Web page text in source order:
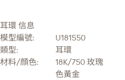
耳環 信息
模型編號:
U181550
類型:
耳環
材料/顔色:
18K/750 玫瑰
色黃金